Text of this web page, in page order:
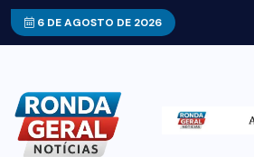
6 DE AGOSTO DE 2026